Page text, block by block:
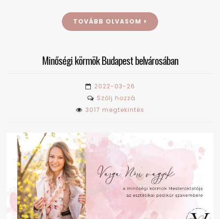
TOVÁBB OLVASOM
Minőségi körmök Budapest belvárosában
2022-03-26
Szólj hozzá
Minőségi
belvárosában
3017 megtekintés